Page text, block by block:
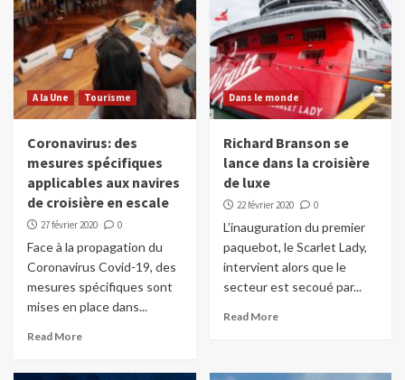
A la Une Tourisme
Coronavirus: des
mesures spécifiques
applicables aux navires
de croisière en escale
27 février 2020 0
Face à la propagation du
Coronavirus Covid-19, des
mesures spécifiques sont
mises en place dans...
Read More
Dans le monde
Richard Branson se
lance dans la croisière
de luxe
22 février 2020 0
L’inauguration du premier
paquebot, le Scarlet Lady,
intervient alors que le
secteur est secoué par...
Read More